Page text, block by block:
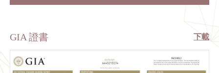
GIA 證書 下載